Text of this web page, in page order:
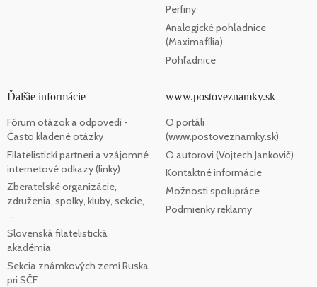
Perfiny
Analogické pohľadnice
(Maximafília)
Pohľadnice
Ďalšie informácie
Fórum otázok a odpovedí -
Často kladené otázky
Filatelistickí partneri a vzájomné
internetové odkazy (linky)
Zberateľské organizácie,
združenia, spolky, kluby, sekcie,
...
Slovenská filatelistická
akadémia
Sekcia známkových zemí Ruska
pri SČF
www.postoveznamky.sk
O portáli
(www.postoveznamky.sk)
O autorovi (Vojtech Jankovič)
Kontaktné informácie
Možnosti spolupráce
Podmienky reklamy